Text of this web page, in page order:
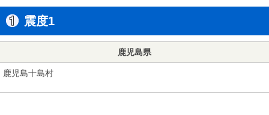
震度1
鹿児島県
鹿児島十島村